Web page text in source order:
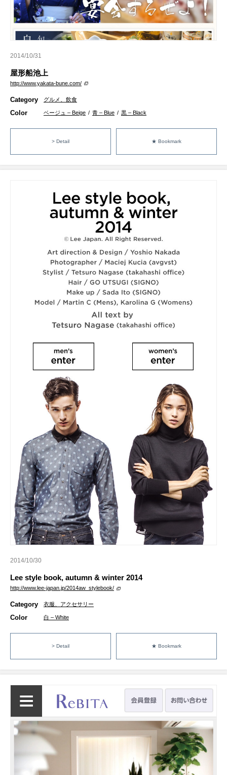
2014/10/31
屋形船池上
http://www.yakata-bune.com/
Category グルメ、飲食
Color ベージュ – Beige / 青 – Blue / 黒 – Black
> Detail ★ Bookmark
2014/10/30
Lee style book, autumn & winter 2014
http://www.lee-japan.jp/2014aw_stylebook/
Category 衣服、アクセサリー
Color 白 – White
> Detail ★ Bookmark